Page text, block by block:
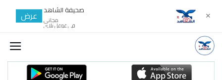
✕ صحيفة الشاهد
مجانى
في غوغل بلاي
عرض